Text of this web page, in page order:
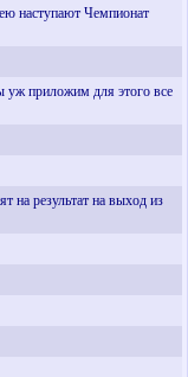
наступают Чемпионат
уж приложим для этого все
на результат на выход из